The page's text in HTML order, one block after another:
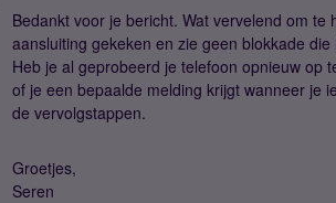
Bedankt voor je bericht. Wat vervelend om
aansluiting gekeken en zie geen blokkade
Heb je al geprobeerd je telefoon opnieuw op
of je een bepaalde melding krijgt wanneer je
de vervolgstappen.
Groetjes,
Seren